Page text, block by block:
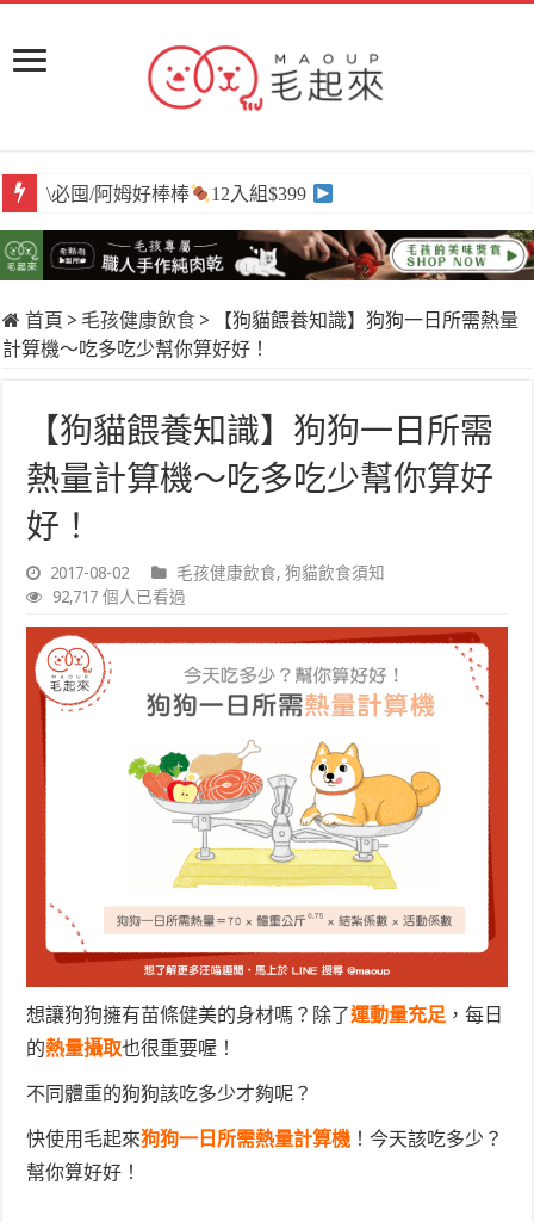
\必囤/阿姆好棒棒 12入組$399
首頁 > 毛孩健康飲食 >
【狗貓餵養知識】狗狗一日所需熱量
計算機～吃多吃少幫你算好好！
【狗貓餵養知識】狗狗一日所需
熱量計算機～吃多吃少幫你算好
好！
2017-08-02 毛孩健康飲食,狗貓飲食須知
92,717 個人已看過
想讓狗狗擁有苗條健美的身材嗎？除了運動量充足，每日
的熱量攝取也很重要喔！
不同體重的狗狗該吃多少才夠呢？
快使用毛起來狗狗一日所需熱量計算機 ！今天該吃多少？
幫你算好好！